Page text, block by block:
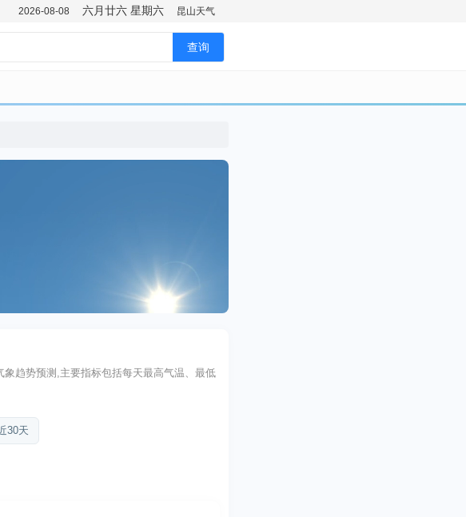
2026-08-08 六月廿六 星期六 昆山天气
查询
趋势预测,主要指标包括每天最高气温、最低
30天